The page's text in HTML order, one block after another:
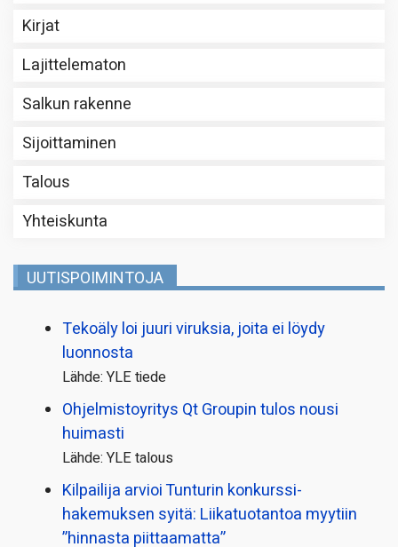
Kirjat
Lajittelematon
Salkun rakenne
Sijoittaminen
Talous
Yhteiskunta
UUTISPOIMINTOJA
Tekoäly loi juuri viruksia, joita ei löydy
luonnosta
Lähde: YLE tiede
Ohjelmistoyritys Qt Groupin tulos nousi
huimasti
Lähde: YLE talous
Kilpailija arvioi Tunturin konkurssi­
hakemuksen syitä: Liikatuotantoa myytiin
”hinnasta piittaamatta”